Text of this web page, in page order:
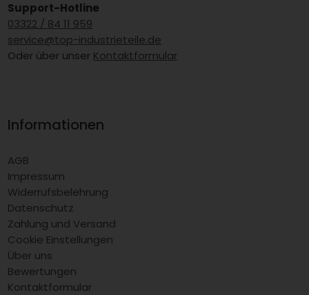
Support-Hotline
03322 / 84 11 959
service@top-industrieteile.de
Oder über unser Kontaktformular
Informationen
AGB
Impressum
Widerrufsbelehrung
Datenschutz
Zahlung und Versand
Cookie Einstellungen
Über uns
Bewertungen
Kontaktformular